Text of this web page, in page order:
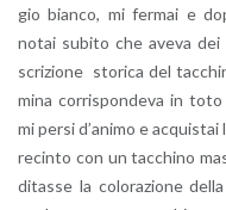
gio bian­co, mi fer­mai e
notai su­bi­to che aveva
scri­zio­ne sto­ri­ca del
mi­na cor­ri­spon­de­va in
mi persi d’a­ni­mo e
re­cin­to con un tac­chi­no
di­tas­se la co­lo­ra­zio­ne